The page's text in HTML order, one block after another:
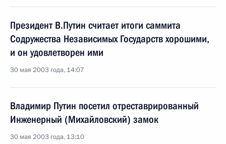
Президент В.Путин считает итоги саммита
Содружества Независимых Государств хорошими,
и он удовлетворен ими
30 мая 2003 года, 14:07
Владимир Путин посетил отреставрированный
Инженерный (Михайловский) замок
30 мая 2003 года, 13:10